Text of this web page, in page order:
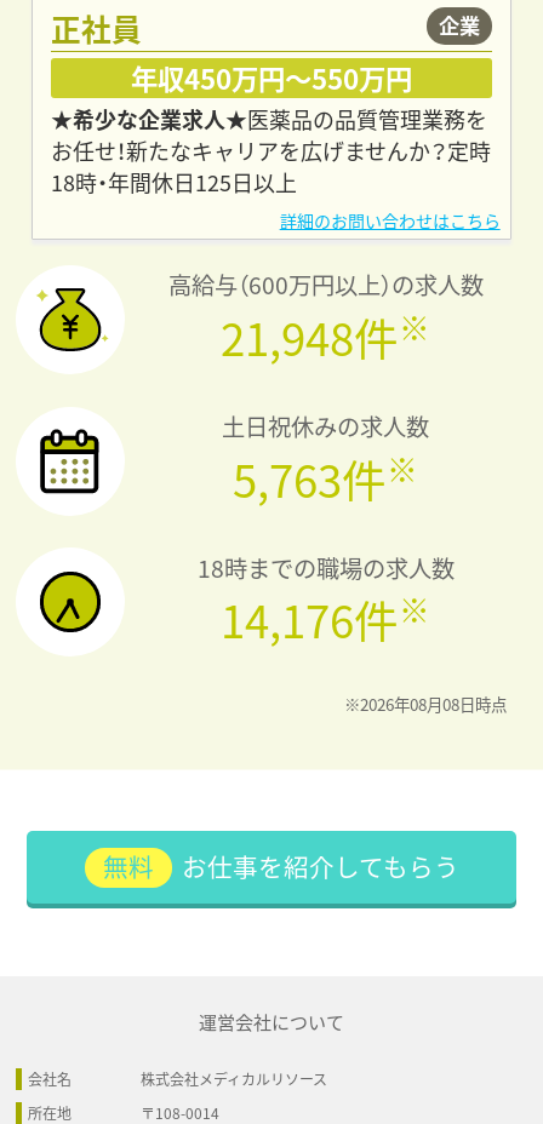
正社員 企業
年収450万円～550万円
★希少な企業求人★医薬品の品質管理業務を
お任せ！新たなキャリアを広げませんか？定時
18時・年間休日125日以上
高給与（600万円以上）の求人数
21,948件※
土日祝休みの求人数
5,763件※
18時までの職場の求人数
14,176件※
※2026年08月08日時点
お仕事を紹介してもらう
運営会社について
会社名
株式会社メディカルリソース
所在地
〒108-0014